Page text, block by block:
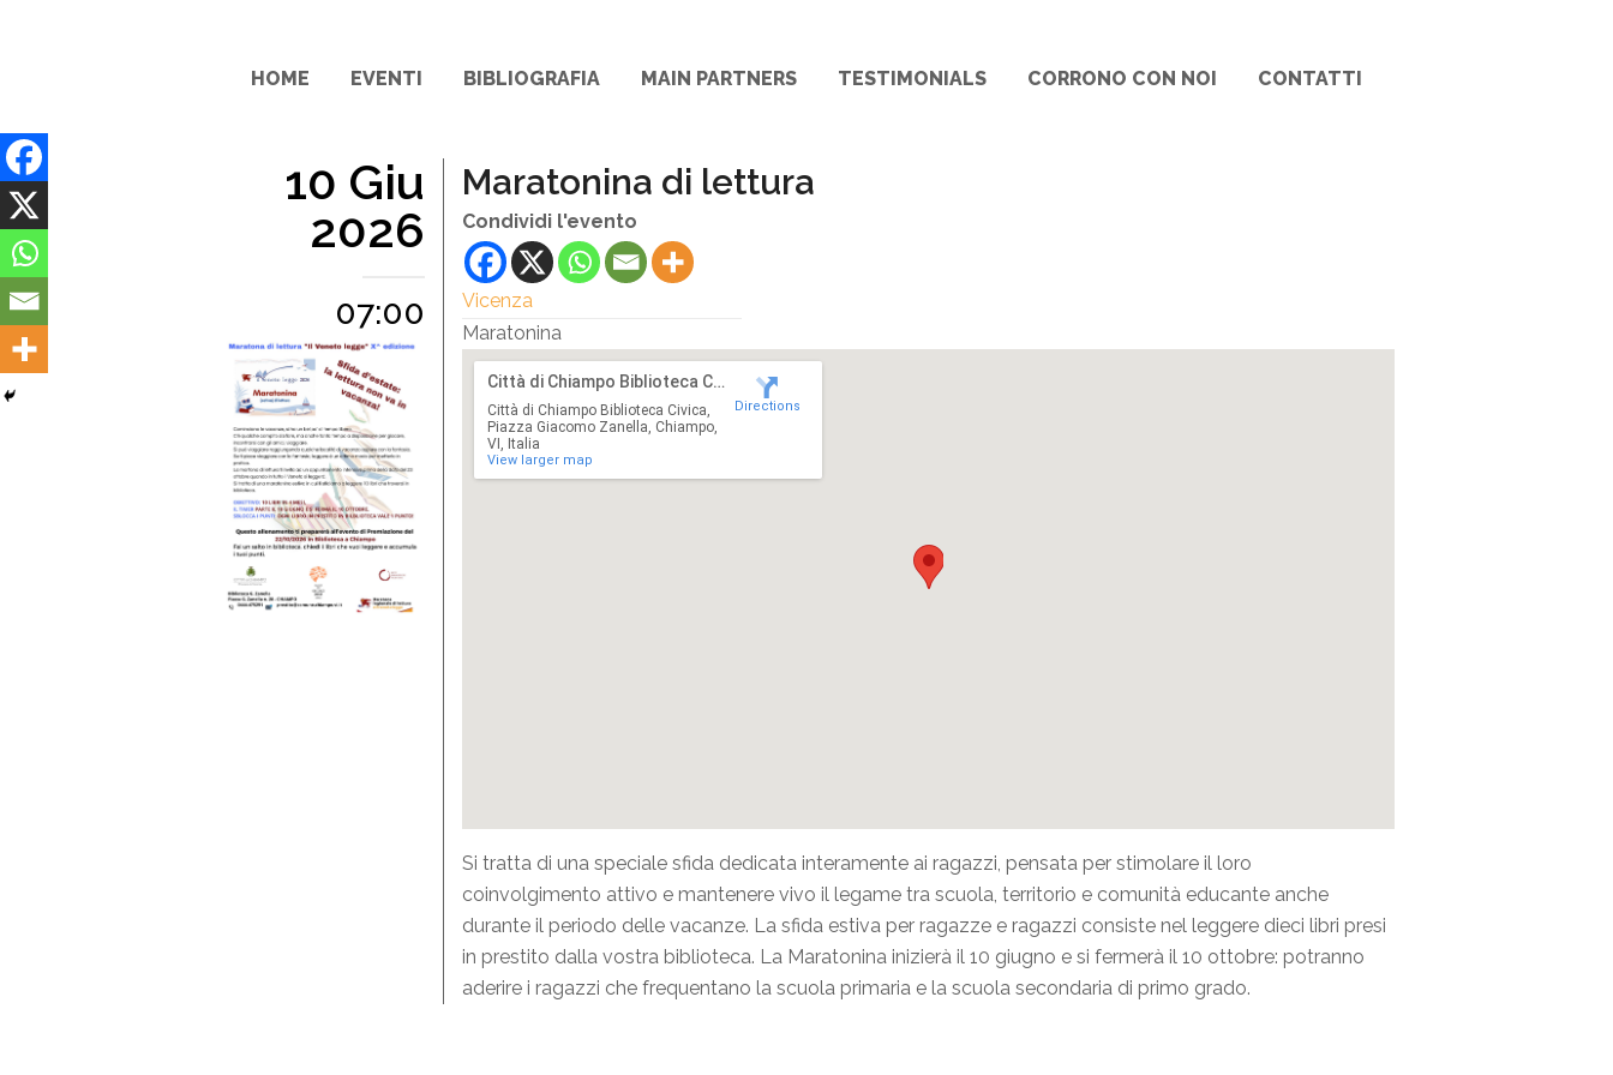
HOME EVENTI BIBLIOGRAFIA MAIN PARTNERS TESTIMONIALS CORRONO CON NOI CONTATTI
10 Giu
2026
07:00
Maratonina di lettura
Condividi l'evento
Vicenza
Maratonina
Città di Chiampo Biblioteca Civica
Città di Chiampo Biblioteca Civica,
Piazza Giacomo Zanella, Chiampo,
VI, Italia
View larger map
Directions
Si tratta di una speciale sfida dedicata interamente ai ragazzi, pensata per stimolare il loro
coinvolgimento attivo e mantenere vivo il legame tra scuola, territorio e comunità educante anche
durante il periodo delle vacanze. La sfida estiva per ragazze e ragazzi consiste nel leggere dieci libri presi
in prestito dalla vostra biblioteca. La Maratonina inizierà il 10 giugno e si fermerà il 10 ottobre: potranno
aderire i ragazzi che frequentano la scuola primaria e la scuola secondaria di primo grado.